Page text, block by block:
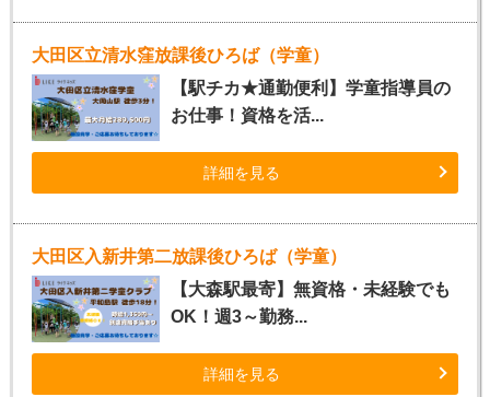
大田区立清水窪放課後ひろば（学童）
【駅チカ★通勤便利】学童指導員の
お仕事！資格を活...
詳細を見る
大田区入新井第二放課後ひろば（学童）
【大森駅最寄】無資格・未経験でも
OK！週3～勤務...
詳細を見る